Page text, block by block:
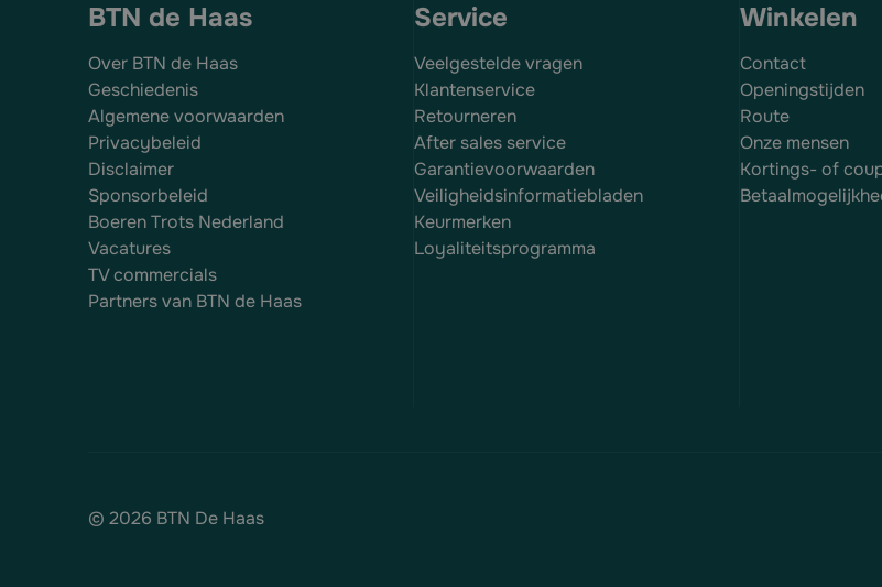
BTN de Haas
Over BTN de Haas
Geschiedenis
Algemene voorwaarden
Privacybeleid
Disclaimer
Sponsorbeleid
Boeren Trots Nederland
Vacatures
TV commercials
Partners van BTN de Haas
Service
Veelgestelde vragen
Klantenservice
Retourneren
After sales service
Garantievoorwaarden
Veiligheidsinformatiebladen
Keurmerken
Loyaliteitsprogramma
Winkelen
Contact
Openingstijden
Route
Onze mensen
Kortings- of
© 2026 BTN De Haas